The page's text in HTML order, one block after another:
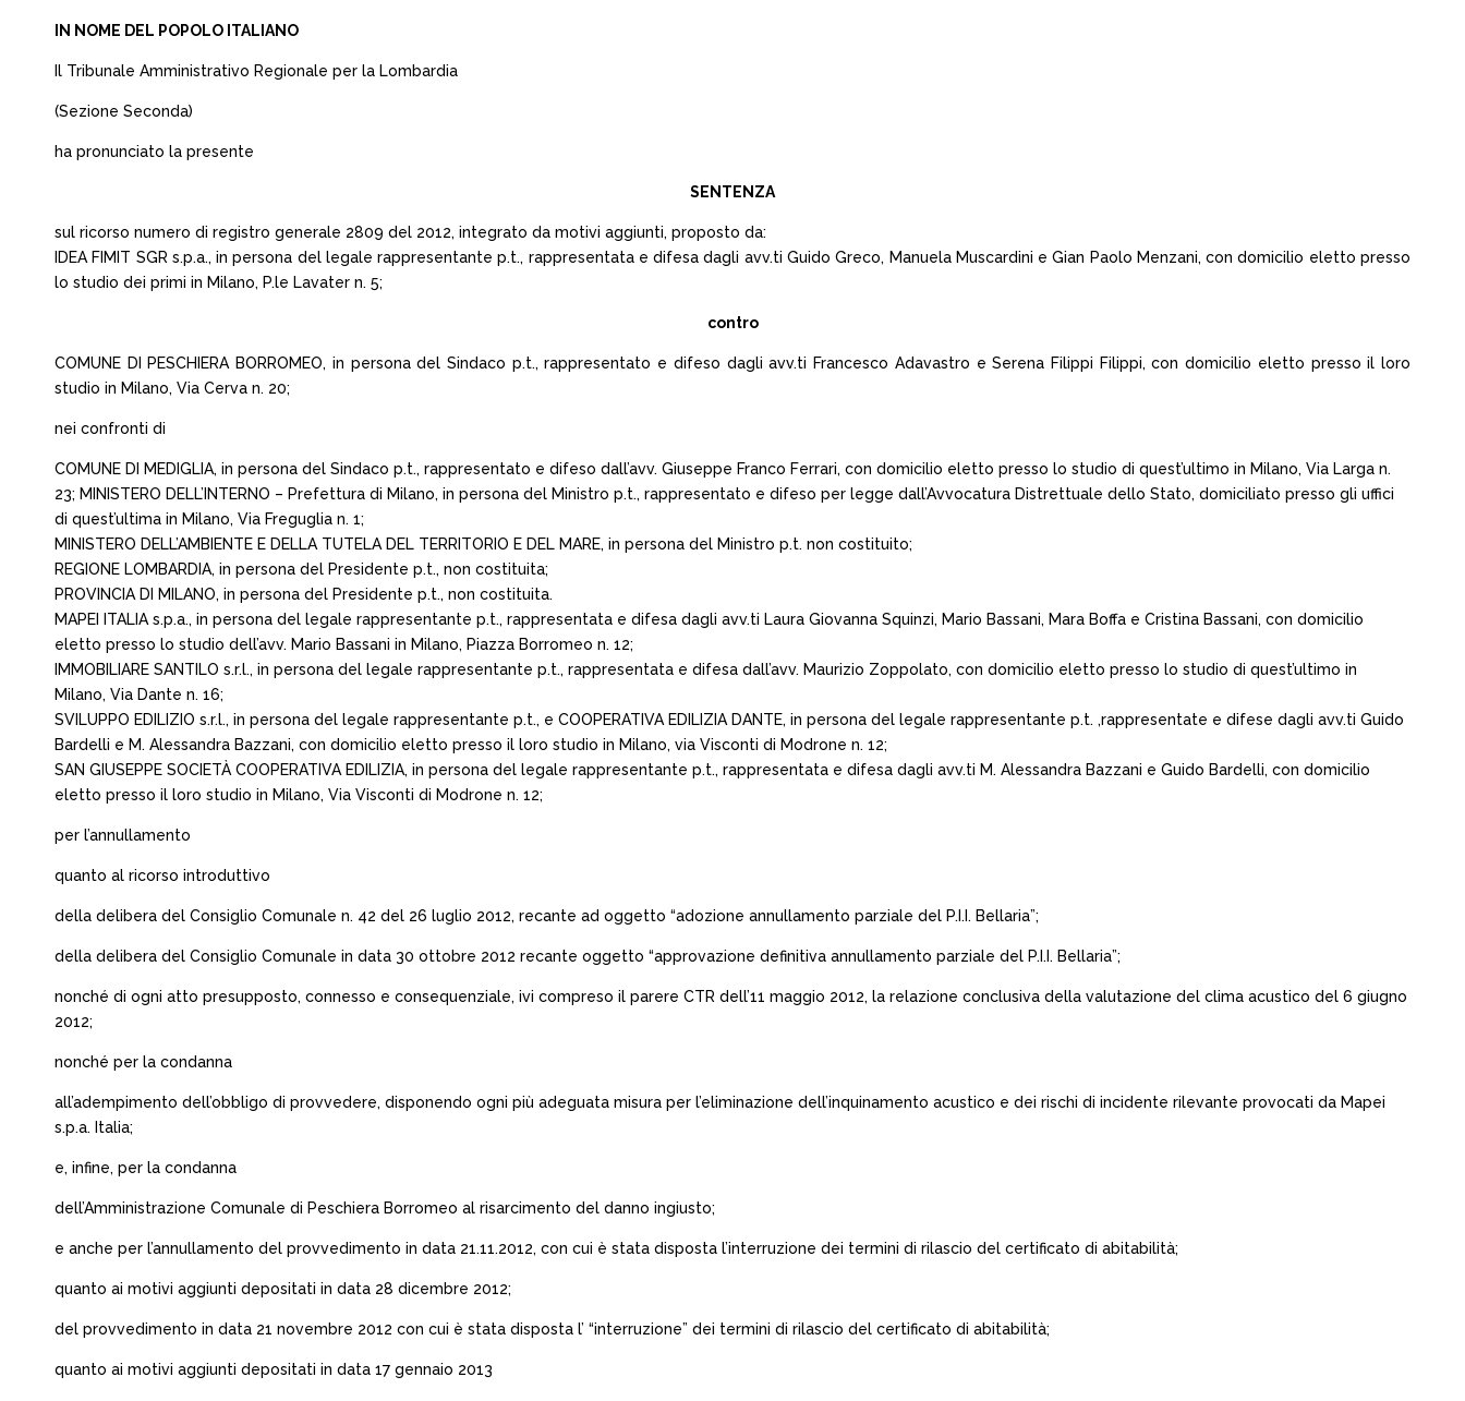
IN NOME DEL POPOLO ITALIANO
Il Tribunale Amministrativo Regionale per la Lombardia
(Sezione Seconda)
ha pronunciato la presente
SENTENZA
sul ricorso numero di registro generale 2809 del 2012, integrato da motivi aggiunti, proposto da:
IDEA FIMIT SGR s.p.a., in persona del legale rappresentante p.t., rappresentata e difesa dagli avv.ti Guido Greco, Manuela Muscardini e Gian Paolo Menzani, con domicilio eletto presso
lo studio dei primi in Milano, P.le Lavater n. 5;
contro
COMUNE DI PESCHIERA BORROMEO, in persona del Sindaco p.t., rappresentato e difeso dagli avv.ti Francesco Adavastro e Serena Filippi Filippi, con domicilio eletto presso il loro
studio in Milano, Via Cerva n. 20;
nei confronti di
COMUNE DI MEDIGLIA, in persona del Sindaco p.t., rappresentato e difeso dall’avv. Giuseppe Franco Ferrari, con domicilio eletto presso lo studio di quest’ultimo in Milano, Via Larga n.
23; MINISTERO DELL’INTERNO – Prefettura di Milano, in persona del Ministro p.t., rappresentato e difeso per legge dall’Avvocatura Distrettuale dello Stato, domiciliato presso gli uffici
di quest’ultima in Milano, Via Freguglia n. 1;
MINISTERO DELL’AMBIENTE E DELLA TUTELA DEL TERRITORIO E DEL MARE, in persona del Ministro p.t. non costituito;
REGIONE LOMBARDIA, in persona del Presidente p.t., non costituita;
PROVINCIA DI MILANO, in persona del Presidente p.t., non costituita.
MAPEI ITALIA s.p.a., in persona del legale rappresentante p.t., rappresentata e difesa dagli avv.ti Laura Giovanna Squinzi, Mario Bassani, Mara Boffa e Cristina Bassani, con domicilio
eletto presso lo studio dell’avv. Mario Bassani in Milano, Piazza Borromeo n. 12;
IMMOBILIARE SANTILO s.r.l., in persona del legale rappresentante p.t., rappresentata e difesa dall’avv. Maurizio Zoppolato, con domicilio eletto presso lo studio di quest’ultimo in
Milano, Via Dante n. 16;
SVILUPPO EDILIZIO s.r.l., in persona del legale rappresentante p.t., e COOPERATIVA EDILIZIA DANTE, in persona del legale rappresentante p.t. ,rappresentate e difese dagli avv.ti Guido
Bardelli e M. Alessandra Bazzani, con domicilio eletto presso il loro studio in Milano, via Visconti di Modrone n. 12;
SAN GIUSEPPE SOCIETÀ COOPERATIVA EDILIZIA, in persona del legale rappresentante p.t., rappresentata e difesa dagli avv.ti M. Alessandra Bazzani e Guido Bardelli, con domicilio
eletto presso il loro studio in Milano, Via Visconti di Modrone n. 12;
per l’annullamento
quanto al ricorso introduttivo
della delibera del Consiglio Comunale n. 42 del 26 luglio 2012, recante ad oggetto “adozione annullamento parziale del P.I.I. Bellaria”;
della delibera del Consiglio Comunale in data 30 ottobre 2012 recante oggetto “approvazione definitiva annullamento parziale del P.I.I. Bellaria”;
nonché di ogni atto presupposto, connesso e consequenziale, ivi compreso il parere CTR dell’11 maggio 2012, la relazione conclusiva della valutazione del clima acustico del 6 giugno
2012;
nonché per la condanna
all’adempimento dell’obbligo di provvedere, disponendo ogni più adeguata misura per l’eliminazione dell’inquinamento acustico e dei rischi di incidente rilevante provocati da Mapei
s.p.a. Italia;
e, infine, per la condanna
dell’Amministrazione Comunale di Peschiera Borromeo al risarcimento del danno ingiusto;
e anche per l’annullamento del provvedimento in data 21.11.2012, con cui è stata disposta l’interruzione dei termini di rilascio del certificato di abitabilità;
quanto ai motivi aggiunti depositati in data 28 dicembre 2012;
del provvedimento in data 21 novembre 2012 con cui è stata disposta l’ “interruzione” dei termini di rilascio del certificato di abitabilità;
quanto ai motivi aggiunti depositati in data 17 gennaio 2013